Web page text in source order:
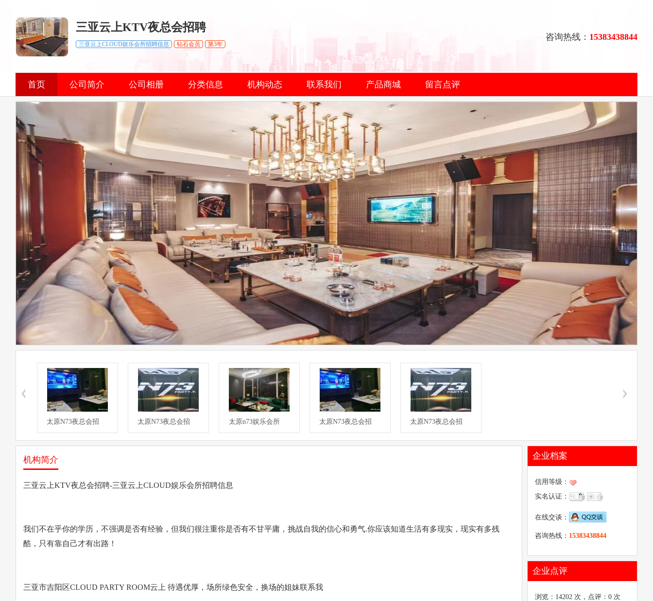
三亚云上KTV夜总会招聘
三亚云上CLOUD娱乐会所招聘信息 钻石会员 第3年
咨询热线： 15383438844
首页 公司简介 公司相册 分类信息 机构动态 联系我们 产品商城 留言点评
太原N73夜总会招 太原N73夜总会招 太原n73娱乐会所 太原N73夜总会招 太原N73夜总会招
机构简介
三亚云上KTV夜总会招聘-三亚云上CLOUD娱乐会所招聘信息
我们不在乎你的学历，不强调是否有经验，但我们很注重你是否有不甘平庸，挑战自我的信心和勇气.你应该知道生活有多现实，现实有多残
酷，只有靠自己才有出路！
三亚市吉阳区CLOUD PARTY ROOM云上 待遇优厚，场所绿色安全，换场的姐妹联系我
企业档案
信用等级：
实名认证：
在线交谈：
咨询热线： 15383438844
企业点评
浏览： 14202 次，点评： 0 次